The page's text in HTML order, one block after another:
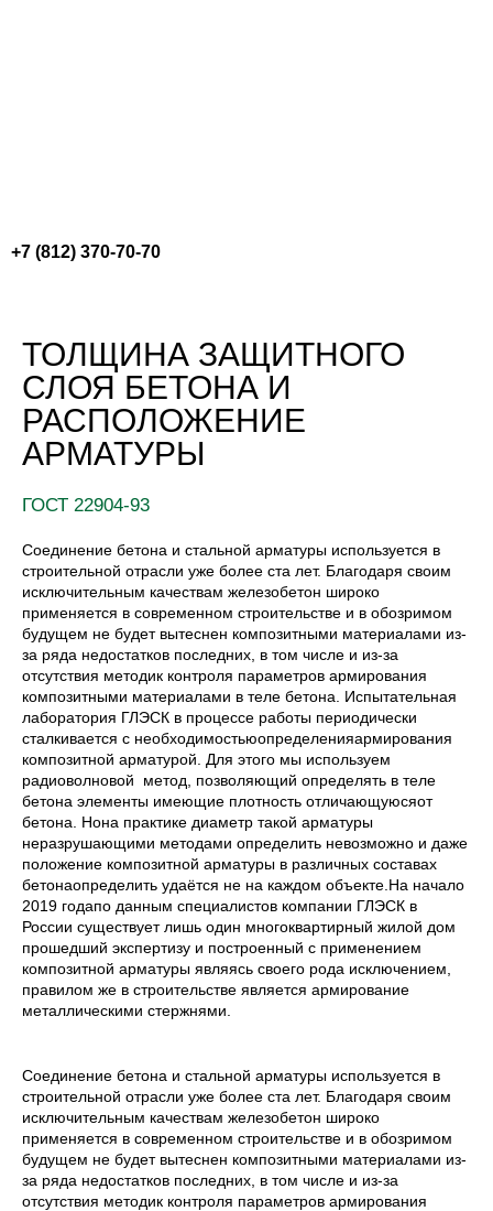
+7 (812) 370-70-70
ТОЛЩИНА ЗАЩИТНОГО
СЛОЯ БЕТОНА И
РАСПОЛОЖЕНИЕ
АРМАТУРЫ
ГОСТ 22904-93
Соединение бетона и стальной арматуры используется в
строительной отрасли уже более ста лет. Благодаря своим
исключительным качествам железобетон широко
применяется в современном строительстве и в обозримом
будущем не будет вытеснен композитными материалами из-
за ряда недостатков последних, в том числе и из-за
отсутствия методик контроля параметров армирования
композитными материалами в теле бетона. Испытательная
лаборатория ГЛЭСК в процессе работы периодически
сталкивается с необходимостьюопределенияармирования
композитной арматурой. Для этого мы используем
радиоволновой метод, позволяющий определять в теле
бетона элементы имеющие плотность отличающуюсяот
бетона. Нона практике диаметр такой арматуры
неразрушающими методами определить невозможно и даже
положение композитной арматуры в различных составах
бетонаопределить удаётся не на каждом объекте.На начало
2019 годапо данным специалистов компании ГЛЭСК в
России существует лишь один многоквартирный жилой дом
прошедший экспертизу и построенный с применением
композитной арматуры являясь своего рода исключением,
правилом же в строительстве является армирование
металлическими стержнями.
Соединение бетона и стальной арматуры используется в
строительной отрасли уже более ста лет. Благодаря своим
исключительным качествам железобетон широко
применяется в современном строительстве и в обозримом
будущем не будет вытеснен композитными материалами из-
за ряда недостатков последних, в том числе и из-за
отсутствия методик контроля параметров армирования